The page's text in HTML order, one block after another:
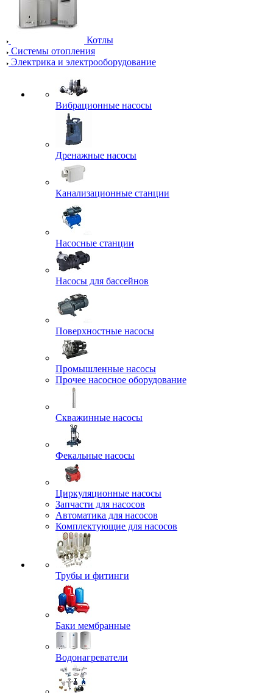
Котлы
Системы отопления
Электрика и электрооборудование
Вибрационные насосы
Дренажные насосы
Канализационные станции
Насосные станции
Насосы для бассейнов
Поверхностные насосы
Промышленные насосы
Прочее насосное оборудование
Скважинные насосы
Фекальные насосы
Циркуляционные насосы
Запчасти для насосов
Автоматика для насосов
Комплектующие для насосов
Трубы и фитинги
Баки мембранные
Водонагреватели